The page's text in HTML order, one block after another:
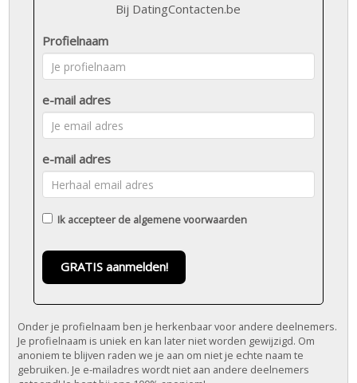
Bij DatingContacten.be
Profielnaam
e-mail adres
e-mail adres
Ik accepteer de algemene voorwaarden
GRATIS aanmelden!
Onder je profielnaam ben je herkenbaar voor andere deelnemers.
Je profielnaam is uniek en kan later niet worden gewijzigd. Om
anoniem te blijven raden we je aan om niet je echte naam te
gebruiken. Je e-mailadres wordt niet aan andere deelnemers